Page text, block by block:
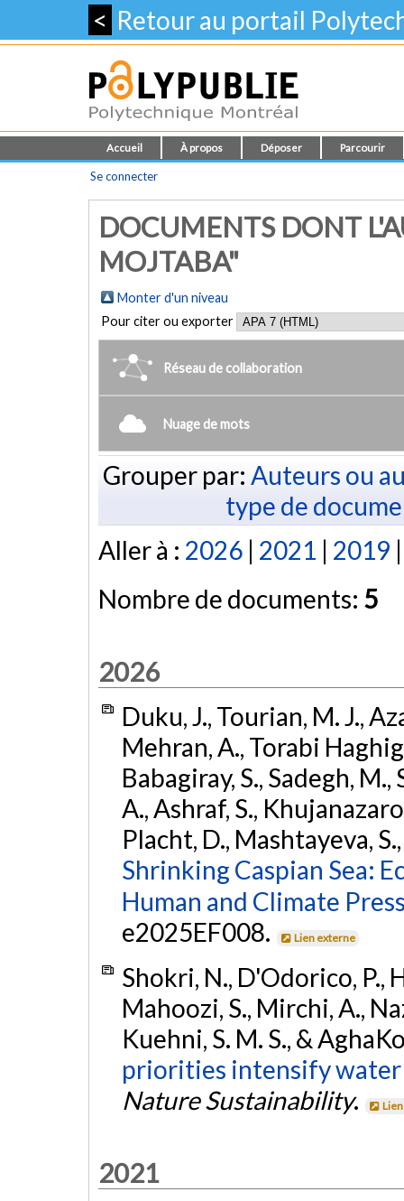
< Retour au portail
Accueil À propos Déposer Parcourir
Se connecter
DOCUMENTS DONT
MOJTABA"
Monter d'un niveau
Pour citer ou exporter
Réseau de collaboration
Nuage de mots
Grouper par: Auteurs ou
type de
Aller à : 2026 | 2021 | 2019
Nombre de documents: 5
2026
Duku, J., Tourian, M. J.,
Mehran, A., Torabi
Babagiray, S., Sadegh,
A., Ashraf, S.,
Placht, D., Mashtayeva,
Shrinking Caspian Sea:
Human and Climate
e2025EF008.
Lien externe
Shokri, N., D'Odorico, P.,
Mahoozi, S., Mirchi, A.,
Kuehni, S. M. S., &
priorities intensify water
Nature Sustainability.
2021